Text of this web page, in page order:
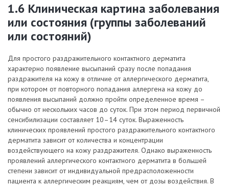
1.6 Клиническая картина заболевания
или состояния (группы заболеваний
или состояний)
Для простого раздражительного контактного дерматита
характерно появление высыпаний сразу после попадания
раздражителя на кожу в отличие от аллергического дерматита,
при котором от повторного попадания аллергена на кожу до
появления высыпаний должно пройти определенное время –
обычно от нескольких часов до суток. При этом период первичной
сенсибилизации составляет 10–14 суток. Выраженность
клинических проявлений простого раздражительного контактного
дерматита зависит от количества и концентрации
воздействующего на кожу раздражителя. Однако выраженность
проявлений аллергического контактного дерматита в большей
степени зависит от индивидуальной предрасположенности
пациента к аллергическим реакциям, чем от дозы воздействия. В